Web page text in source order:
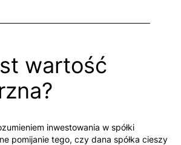
wartość
inwestowania w spółki
pomijanie tego, czy dana spółka cieszy